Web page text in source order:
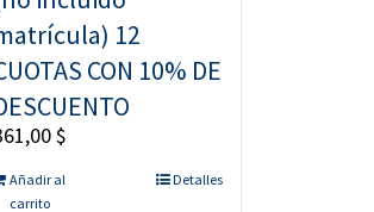
12
CON 10% DE
$
Añadir al
carrito
Detalles